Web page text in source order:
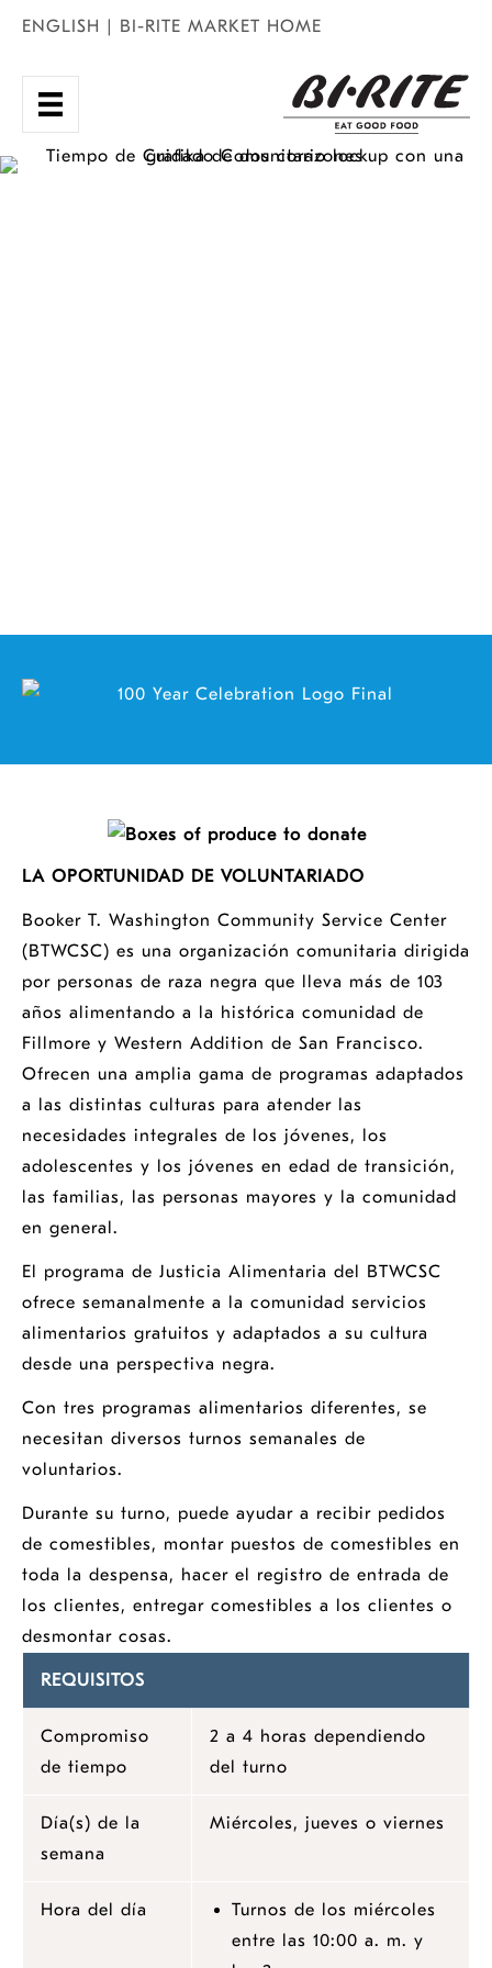
Skip
content
ENGLISH | BI-RITE MARKET HOME
LA OPORTUNIDAD DE VOLUNTARIADO
Booker T. Washington Community Service Center
(BTWCSC) es una organización comunitaria dirigida
por personas de raza negra que lleva más de 103
años alimentando a la histórica comunidad de
Fillmore y Western Addition de San Francisco.
Ofrecen una amplia gama de programas adaptados
a las distintas culturas para atender las
necesidades integrales de los jóvenes, los
adolescentes y los jóvenes en edad de transición,
las familias, las personas mayores y la comunidad
en general.
El programa de Justicia Alimentaria del BTWCSC
ofrece semanalmente a la comunidad servicios
alimentarios gratuitos y adaptados a su cultura
desde una perspectiva negra.
Con tres programas alimentarios diferentes, se
necesitan diversos turnos semanales de
voluntarios.
Durante su turno, puede ayudar a recibir pedidos
de comestibles, montar puestos de comestibles en
toda la despensa, hacer el registro de entrada de
los clientes, entregar comestibles a los clientes o
desmontar cosas.
REQUISITOS
Compromiso
de tiempo
2 a 4 horas dependiendo
del turno
Día(s) de la
semana
Miércoles, jueves o viernes
Hora del día
Turnos de los miércoles
entre las 10:00 a. m. y